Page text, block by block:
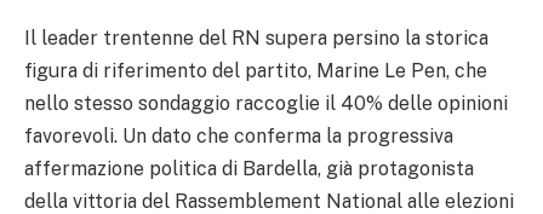
Il leader trentenne del RN supera persino la storica
figura di riferimento del partito, Marine Le Pen, che
nello stesso sondaggio raccoglie il 40% delle opinioni
favorevoli. Un dato che conferma la progressiva
affermazione politica di Bardella, già protagonista
della vittoria del Rassemblement National alle elezioni